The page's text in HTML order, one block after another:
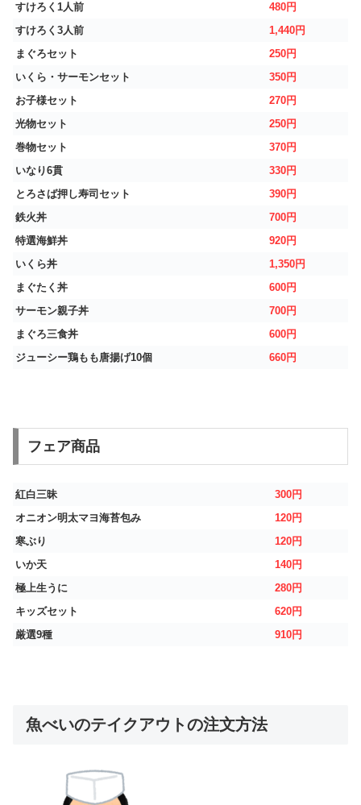
すけろく1人前
480円
すけろく3人前
1,440円
まぐろセット
250円
いくら・サーモンセット
350円
お子様セット
270円
光物セット
250円
巻物セット
370円
いなり6貫
330円
とろさば押し寿司セット
390円
鉄火丼
700円
特選海鮮丼
920円
いくら丼
1,350円
まぐたく丼
600円
サーモン親子丼
700円
まぐろ三食丼
600円
ジューシー鶏もも唐揚げ10個
660円
フェア商品
紅白三昧
300円
オニオン明太マヨ海苔包み
120円
寒ぶり
120円
いか天
140円
極上生うに
280円
キッズセット
620円
厳選9種
910円
魚べいのテイクアウトの注文方法